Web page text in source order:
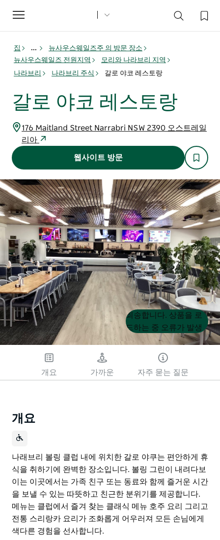
Toggle
navigation
집 ...
뉴사우스웨일즈주 의 방문 장소
뉴사우스웨일즈 전원지역
모리와 나라브리 지역
나라브리
나라브리 주식 갈로 야코 레스토랑
갈로 야코 레스토랑
176 Maitland Street Narrabri NSW 2390 오스트레일
리아
웹사이트 방문
Product
List
Product
List
죄송합니다. 상품을 로
드하는 중 오류가 발생
했습니다. 나중에 다시
시도해 주세요.
개요 가까운 자주 묻는 질문
개요
나래브리 볼링 클럽 내에 위치한 갈로 야쿠는 편안하게 휴
식을 취하기에 완벽한 장소입니다. 볼링 그린이 내려다보
이는 이곳에서는 가족 친구 또는 동료와 함께 즐거운 시간
을 보낼 수 있는 따뜻하고 친근한 분위기를 제공합니다.
메뉴는 클럽에서 즐겨 찾는 클래식 메뉴 호주 요리 그리고
전통 스리랑카 요리가 조화롭게 어우러져 모든 손님에게
색다른 경험을 선사합니다.